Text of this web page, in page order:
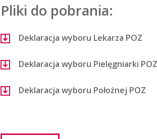
Pliki do pobrania:
Deklaracja wyboru Lekarza POZ
Deklaracja wyboru Pielęgniarki POZ
Deklaracja wyboru Położnej POZ